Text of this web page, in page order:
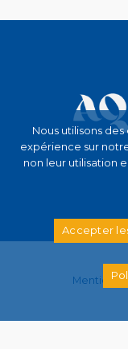
Mentions
Nous utilisons
expérience sur
non leur utilisation
Accepter